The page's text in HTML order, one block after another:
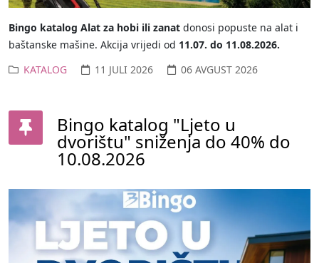
Bingo katalog Alat za hobi ili zanat donosi popuste na alat i
baštanske mašine. Akcija vrijedi od 11.07. do 11.08.2026.
KATALOG
11 JULI 2026 06 AVGUST 2026
Bingo katalog "Ljeto u
dvorištu" sniženja do 40% do
10.08.2026